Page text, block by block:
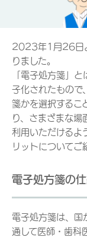
2023年1月26日
りました。
「電子処方箋」
子化されたもので
箋かを選択するこ
り、さまざまな場
利用いただけるよ
リットについてご
電子処方箋の仕
電子処方箋は、国
通して医師・歯科